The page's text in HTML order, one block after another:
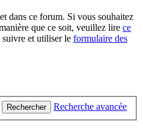
dans ce forum. Si vous souhaitez
que ce soit, veuillez lire ce
et utiliser le formulaire des
Rechercher
Recherche avancée